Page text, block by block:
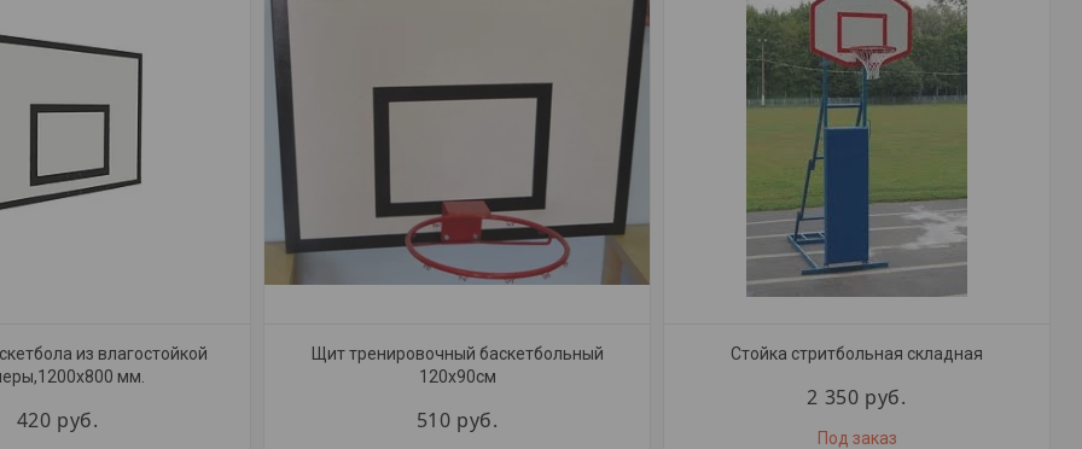
из влагостойкой
мм.
420 руб.
Щит тренировочный баскетбольный
120х90см
510 руб.
Стойка стритбольная складная
2 350 руб.
Под заказ